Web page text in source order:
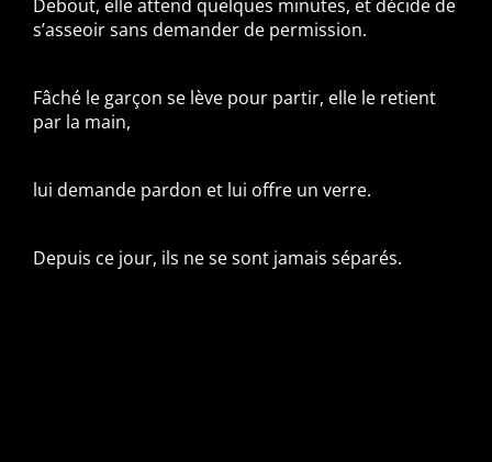
Debout, elle attend quelques minutes, et décide de
s’asseoir sans demander de permission.
Fâché le garçon se lève pour partir, elle le retient
par la main,
lui demande pardon et lui offre un verre.
Depuis ce jour, ils ne se sont jamais séparés.